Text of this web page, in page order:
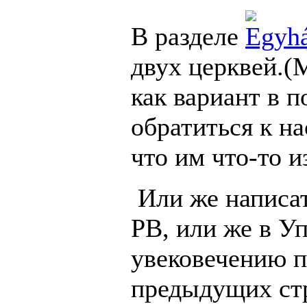
В разделе
двух
как вариант в
обратиться к
что им что-то
Или же
РВ, или же в
увековечению
предыдущих